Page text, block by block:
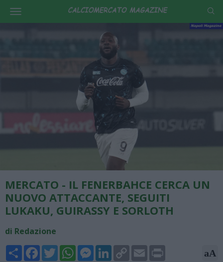
MERCATO - IL FENERBAHCE CERCA UN
NUOVO ATTACCANTE, SEGUITI
LUKAKU, GUIRASSY E SORLOTH
di Redazione
Share FacebookTwitterWhatsAppMessengerLinkedInCopy
Link
Email aA